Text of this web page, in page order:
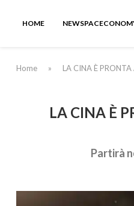
HOME
Home » LA CINA È
LA CINA È
Partirà